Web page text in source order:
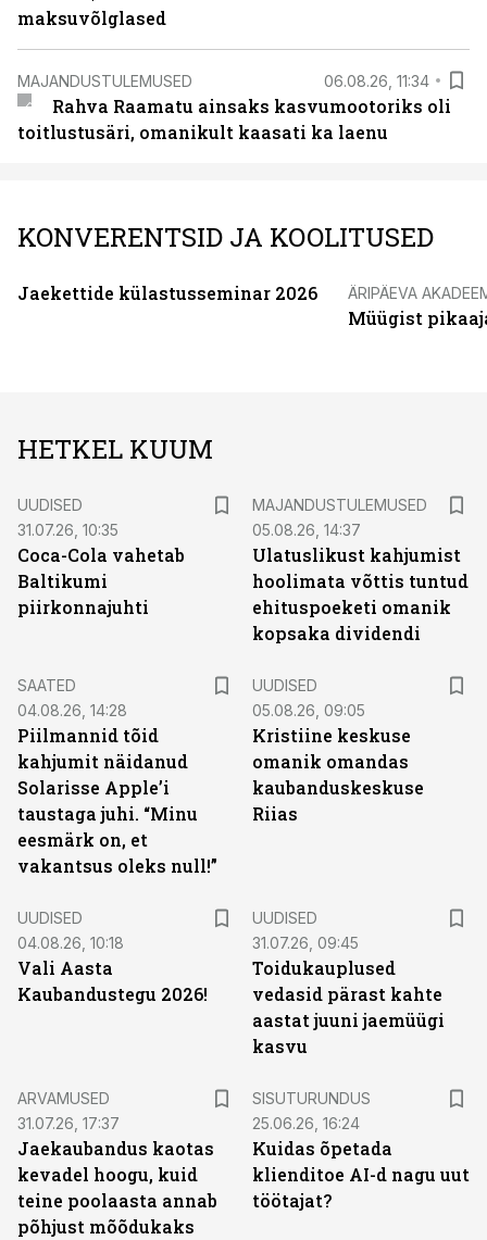
maksuvõlglased
MAJANDUSTULEMUSED 06.08.26, 11:34
Rahva Raamatu ainsaks kasvumootoriks oli
toitlustusäri, omanikult kaasati ka laenu
KONVERENTSID JA KOOLITUSED
Jaekettide külastusseminar 2026 ÄRIPÄEVA
Müügist
HETKEL KUUM
UUDISED
31.07.26, 10:35
Coca-Cola vahetab
Baltikumi
piirkonnajuhti
MAJANDUSTULEMUSED
05.08.26, 14:37
Ulatuslikust kahjumist
hoolimata võttis tuntud
ehituspoeketi omanik
kopsaka dividendi
SAATED
04.08.26, 14:28
Piilmannid tõid
kahjumit näidanud
Solarisse Apple’i
taustaga juhi. “Minu
eesmärk on, et
vakantsus oleks null!”
UUDISED
05.08.26, 09:05
Kristiine keskuse
omanik omandas
kaubanduskeskuse
Riias
UUDISED
04.08.26, 10:18
Vali Aasta
Kaubandustegu 2026!
UUDISED
31.07.26, 09:45
Toidukauplused
vedasid pärast kahte
aastat juuni jaemüügi
kasvu
ARVAMUSED
31.07.26, 17:37
Jaekaubandus kaotas
kevadel hoogu, kuid
teine poolaasta annab
põhjust mõõdukaks
SISUTURUNDUS
25.06.26, 16:24
Kuidas õpetada
klienditoe AI-d nagu uut
töötajat?